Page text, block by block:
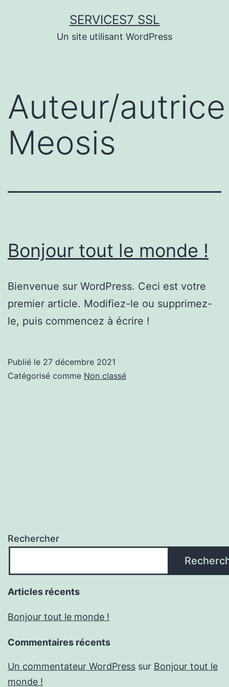
SERVICES7 SSL
Un site utilisant WordPress
Auteur/
Meosis
Bonjour tout le monde !
Bienvenue sur WordPress. Ceci est votre
premier article. Modifiez-le ou supprimez-
le, puis commencez à écrire !
Publié le 27 décembre 2021
Catégorisé comme Non classé
Rechercher
Articles récents
Bonjour tout le monde !
Commentaires récents
Un commentateur WordPress sur Bonjour tout le
monde !